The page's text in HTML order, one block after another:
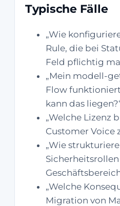
Typische Fälle
„Wie
Rule, die bei
Feld pflichtig
„Mein modell-
Flow
kann das
„Welche Lizenz
Customer Voice
„Wie
„Welche
Migration von